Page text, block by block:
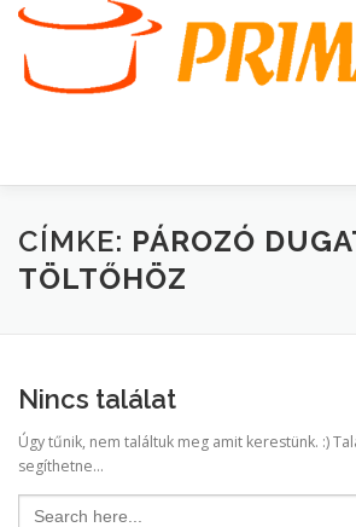
Tovább
tartalomhoz
KEZDŐOLDAL KAPCSOLAT
VÁSÁRLÁSI FELTÉTELEK
CÍMKE: PÁROZÓ
TÖLTŐHÖZ
Nincs találat
Úgy tűnik, nem találtuk meg amit kerestünk. :)
segíthetne...
Search
for: